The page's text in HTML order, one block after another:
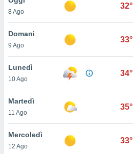
è
al sito
di
ci
di
il
un
8 Ago
32°
Domani
9 Ago
33°
Lunedì
10 Ago
34°
Martedì
11 Ago
35°
Mercoledì
12 Ago
33°